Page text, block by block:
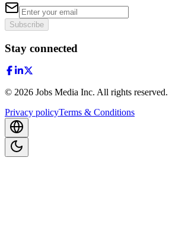
Subscribe
Stay connected
© 2026 Jobs Media Inc. All rights reserved.
Privacy policyTerms & Conditions